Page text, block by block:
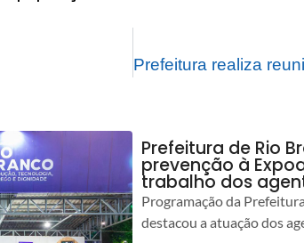
Prefeitura de Rio
prevenção à
trabalho dos
Programação da
destacou a atuação dos